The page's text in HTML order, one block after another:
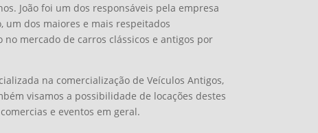
João foi um dos responsáveis pela empresa
um dos maiores e mais respeitados
mercado de carros clássicos e antigos por
na comercialização de Veículos Antigos,
visamos a possibilidade de locações destes
e eventos em geral.